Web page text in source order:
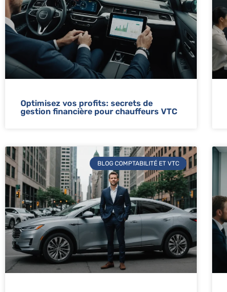
Optimisez vos profits: secrets de
gestion financière pour chauffeurs VTC
BLOG COMPTABILITÉ ET VTC